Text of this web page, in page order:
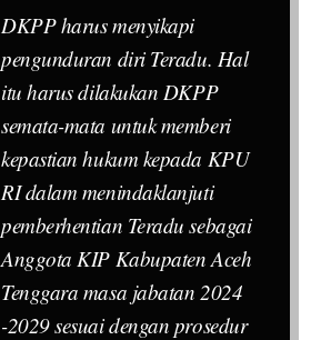
DKPP harus menyikapi
pengunduran diri Teradu. Hal
itu harus dilakukan DKPP
semata-mata untuk memberi
kepastian hukum kepada KPU
RI dalam menindaklanjuti
pemberhentian Teradu sebagai
Anggota KIP Kabupaten Aceh
Tenggara masa jabatan 2024
-2029 sesuai dengan prosedur